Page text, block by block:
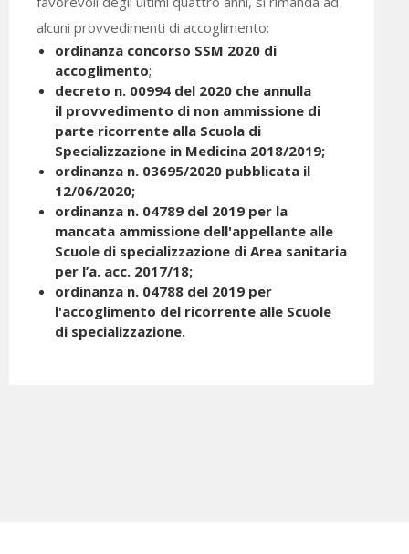
alcuni provvedimenti di accoglimento:
ordinanza concorso SSM 2020 di
accoglimento;
decreto n. 00994 del 2020 che annulla
il provvedimento di non ammissione di
parte ricorrente alla Scuola di
Specializzazione in Medicina 2018/2019;
ordinanza n. 03695/2020 pubblicata il
12/06/2020;
ordinanza n. 04789 del 2019 per la
mancata ammissione dell'appellante alle
Scuole di specializzazione di Area sanitaria
per l’a. acc. 2017/18;
ordinanza n. 04788 del 2019 per
l'accoglimento del ricorrente alle Scuole
di specializzazione.